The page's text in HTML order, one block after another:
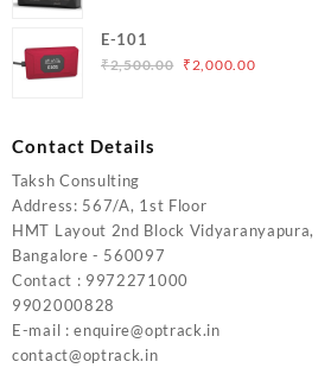
₹5,000.00.
E-101
₹2,500.00 Original
₹2,000.00Current
Contact Details
Taksh Consulting
Address: 567/A, 1st Floor
HMT Layout 2nd Block Vidyaranyapura,
Bangalore - 560097
Contact : 9972271000
9902000828
E-mail : enquire@optrack.in
contact@optrack.in